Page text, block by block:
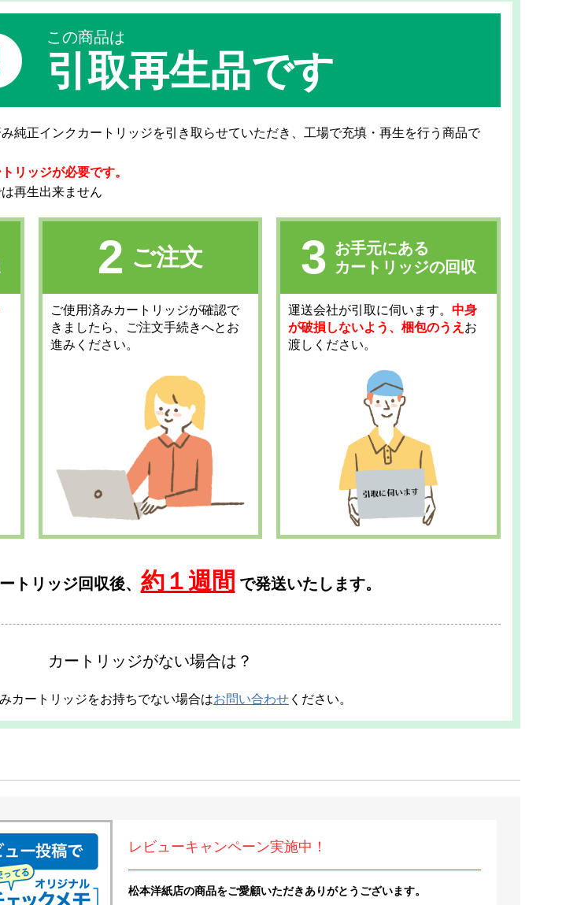
この商品は
引取再生品です
純正インクカートリッジを引き取らせていただき、工場で充填・再生を行う商品で
リッジが必要です。
再生出来ません
2 ご注文
ご使用済みカートリッジが確認で
きましたら、ご注文手続きへとお
進みください。
3 お手元にある
カートリッジの回収
運送会社が引取に伺います。中身
が破損しないよう、梱包のうえ お
渡しください。
トリッジ回収後、 約１週間 で発送いたします。
カートリッジがない場合は？
カートリッジをお持ちでない場合はお問い合わせ ください。
レビューキャンペーン実施中！
松本洋紙店の商品をご愛顧いただきありがとうございます。